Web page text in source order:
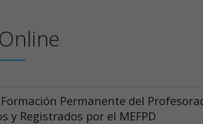
Online
Permanente del
y Registrados por el MEFPD